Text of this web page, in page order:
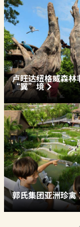
卢旺达纽格威森林
“翼”境
郭氏集团亚洲珍禽